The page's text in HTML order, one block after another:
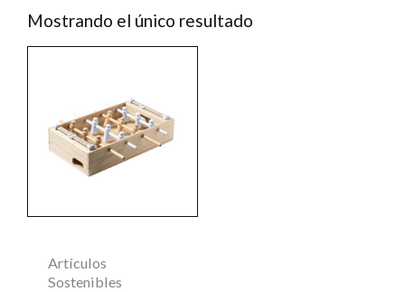
Mostrando el único resultado
Artículos
Sostenibles